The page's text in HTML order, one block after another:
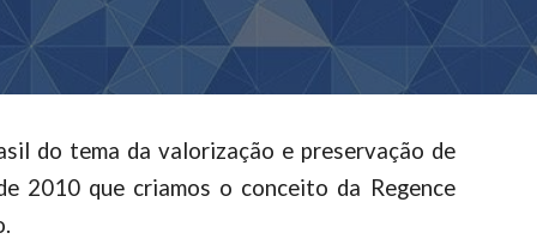
do tema da valorização e preservação de
2010 que criamos o conceito da Regence